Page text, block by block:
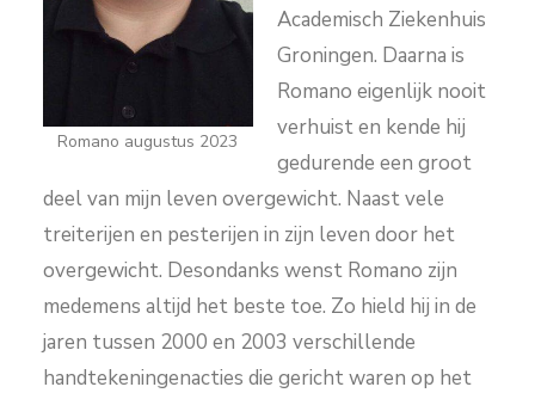
Romano augustus 2023
Academisch Ziekenhuis
Groningen. Daarna is
Romano eigenlijk nooit
verhuist en kende hij
gedurende een groot
deel van mijn leven overgewicht. Naast vele
treiterijen en pesterijen in zijn leven door het
overgewicht. Desondanks wenst Romano zijn
medemens altijd het beste toe. Zo hield hij in de
jaren tussen 2000 en 2003 verschillende
handtekeningenacties die gericht waren op het